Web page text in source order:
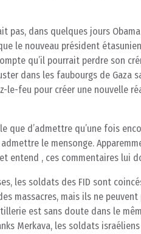
pas, dans quelques jours
le nouveau président
qu’il pourrait perdre son
dans les faubourgs de
le-feu pour créer une nouvelle
que d’admettre qu’une fois
le mensonge.
entend , ces commentaires lui
les soldats des FID sont
massacres, mais ils ne
est sans doute dans le
Merkava, les soldats